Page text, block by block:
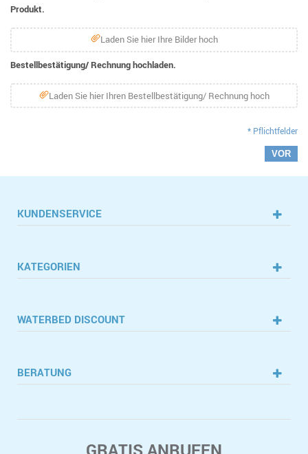
Produkt.
Laden Sie hier Ihre Bilder hoch
Bestellbestätigung/ Rechnung hochladen.
Laden Sie hier Ihren Bestellbestätigung/ Rechnung hoch
* Pflichtfelder
VOR
KUNDENSERVICE
KATEGORIEN
WATERBED DISCOUNT
BERATUNG